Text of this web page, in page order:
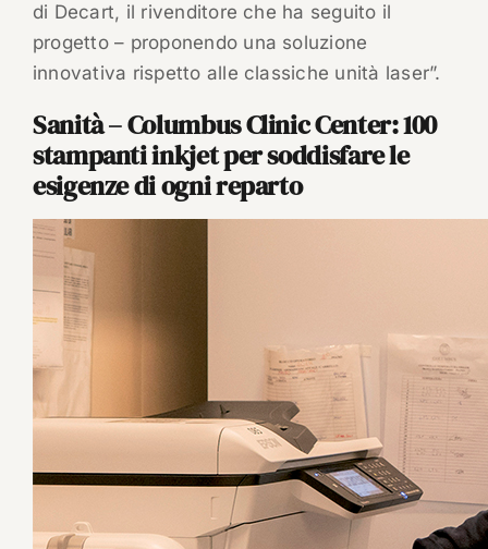
di Decart, il rivenditore che ha seguito il
progetto – proponendo una soluzione
innovativa rispetto alle classiche unità laser”.
Sanità – Columbus Clinic Center: 100
stampanti inkjet per soddisfare le
esigenze di ogni reparto